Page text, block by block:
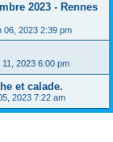
2023 - Rennes
06, 2023 2:39 pm
11, 2023 6:00 pm
et calade.
2023 7:22 am